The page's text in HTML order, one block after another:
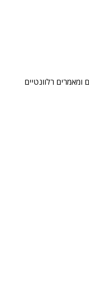
רלוונטיים